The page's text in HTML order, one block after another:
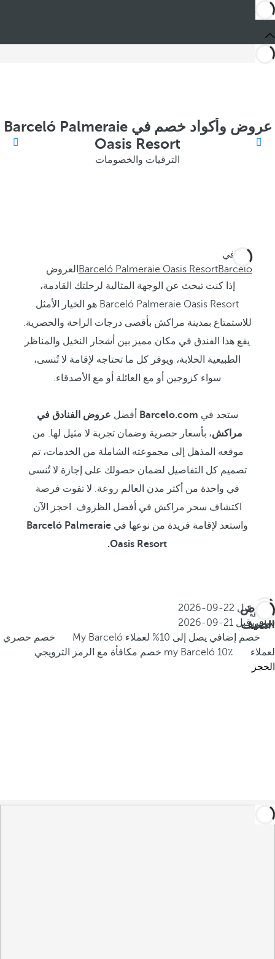
عروض وأكواد خصم في Barceló Palmeraie
Oasis Resort
الترقيات والخصومات
أنت في
Barceló
Barceló Palmeraie Oasis Resort العروض
إذا كنت تبحث عن الوجهة المثالية لرحلتك القادمة،
Barceló Palmeraie Oasis Resort هو الخيار الأمثل
للاستمتاع بمدينة مراكش بأقصى درجات الراحة والحصرية.
يقع هذا الفندق في مكان مميز بين أشجار النخيل والمناظر
الطبيعية الخلابة، ويوفر كل ما تحتاجه لإقامة لا تُنسى،
سواء كزوجين أو مع العائلة أو مع الأصدقاء.
ستجد في Barcelo.com أفضل عروض الفنادق في
مراكش، بأسعار حصرية وضمان تجربة لا مثيل لها. من
موقعه المذهل إلى مجموعته الشاملة من الخدمات، تم
تصميم كل التفاصيل لضمان حصولك على إجازة لا تُنسى
في واحدة من أكثر مدن العالم روعة. لا تفوت فرصة
اكتشاف سحر مراكش في أفضل الظروف. احجز الآن
واستعد لإقامة فريدة من نوعها في Barceló Palmeraie
Oasis Resort.
عروض
الصيف
الإقامة
الكاملة
احجز قبل 22-09-2026
سافر قبل 21-09-2026
خصم إضافي يصل إلى 10% لعملاء My Barceló
خصم حصري
لعملاء my Barceló
10٪ خصم مكافأة مع الرمز الترويجي
الحجز